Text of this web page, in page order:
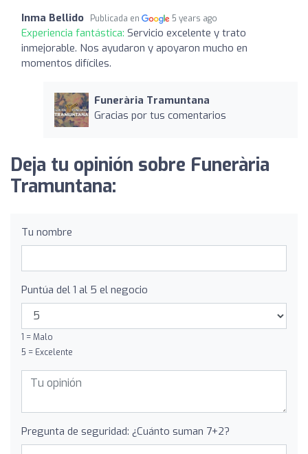
Inma Bellido Publicada en 5 years ago
Experiencia fantástica: Servicio excelente y trato
inmejorable. Nos ayudaron y apoyaron mucho en
momentos difíciles.
Funerària Tramuntana
Gracias por tus comentarios
Deja tu opinión sobre Funerària
Tramuntana:
Tu nombre
Puntúa del 1 al 5 el negocio
1 = Malo
5 = Excelente
Pregunta de seguridad: ¿Cuánto suman 7+2?